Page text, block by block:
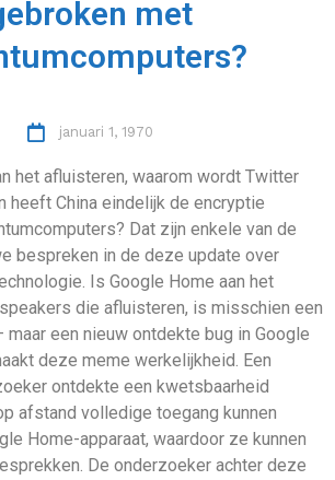
met
januari 1, 1970
het afluisteren, waarom wordt Twitter
heeft China eindelijk de encryptie
Dat zijn enkele van de
bespreken in de deze update over
Is Google Home aan het
die afluisteren, is misschien een
maar een nieuw ontdekte bug in Google
deze meme werkelijkheid. Een
ontdekte een kwetsbaarheid
afstand volledige toegang kunnen
Home-apparaat, waardoor ze kunnen
De onderzoeker achter deze